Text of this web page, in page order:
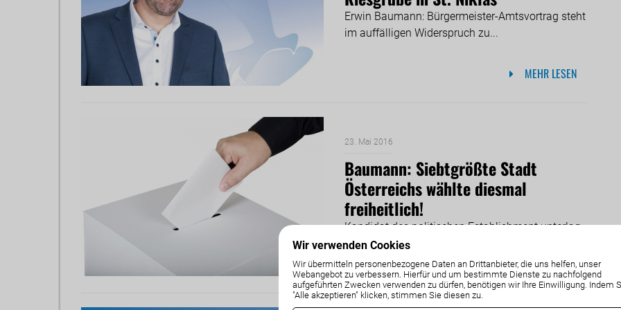
Wir verwenden Cookies
Wir übermitteln personenbezogene Daten an Drittanbieter, die uns helfen, unser
Webangebot zu verbessern. Hierfür und um bestimmte Dienste zu nachfolgend
aufgeführten Zwecken verwenden zu dürfen, benötigen wir Ihre Einwilligung. Indem
"Alle akzeptieren" klicken, stimmen Sie diesen zu.
Erwin Baumann: Bürgermeister-Amtsvortrag steht
im auffälligen Widerspruch zu...
MEHR LESEN
23. Mai 2016
Baumann: Siebtgrößte Stadt
Österreichs wählte diesmal
freiheitlich!
Kandidat des politischen Establishment unterlag
trotz Wahlempfehlung...
MEHR LESEN